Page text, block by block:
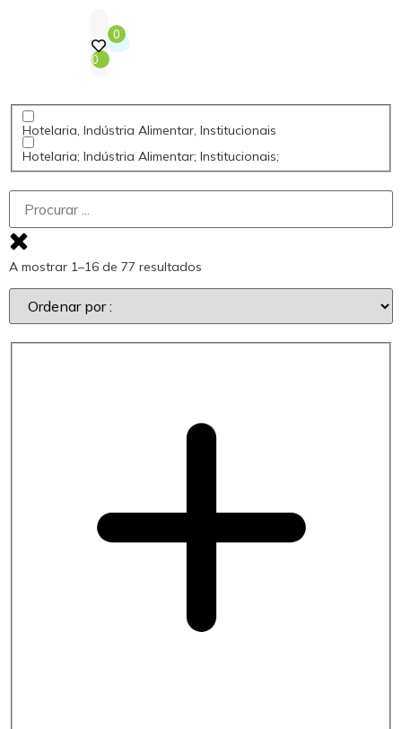
0
0
Hotelaria, Indústria Alimentar, Institucionais
Hotelaria; Indústria Alimentar; Institucionais;
A mostrar 1–16 de 77 resultados